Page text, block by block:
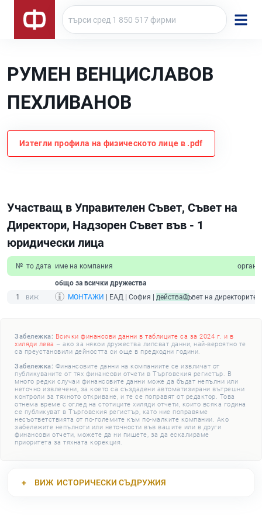
РУМЕН ВЕНЦИСЛАВОВ
ПЕХЛИВАНОВ
Изтегли профила на физическото лице в .pdf
Участващ в Управителен Съвет, Съвет на
Директори, Надзорен Съвет във - 1
юридически лица
№ то дата име на компания орган
общо за всички дружества
1
МОНТАЖИ | ЕАД | София | действащСъвет на директорите
Забележка: Всички финансови данни в таблиците са за 2024 г. и в
хиляди лева – ако за някои дружества липсват данни, най-вероятно те
са преустановили дейността си още в предходни години.
Забележка: Финансовите данни на компаниите се извличат от
публикуваните от тях финансови отчети в Търговския регистър. В
много редки случаи финансовите данни може да бъдат непълни или
неточно извлечени, за което са създадени автоматизирани вътрешни
контроли за тяхното откриване, и те се поправят от редактор. Това
отнема време с оглед на стотиците хиляди отчети, които всяка година
се публикуват в Търговския регистър, като ние поправяме
несъответствията от по-големите към по-малките компании. Ако
забележите непълноти или неточности във вашите или в други
финансови отчети, можете да ни пишете, за да ескалираме
приоритета за тяхната корекция.
ВИЖ ИСТОРИЧЕСКИ СЪДРУЖИЯ